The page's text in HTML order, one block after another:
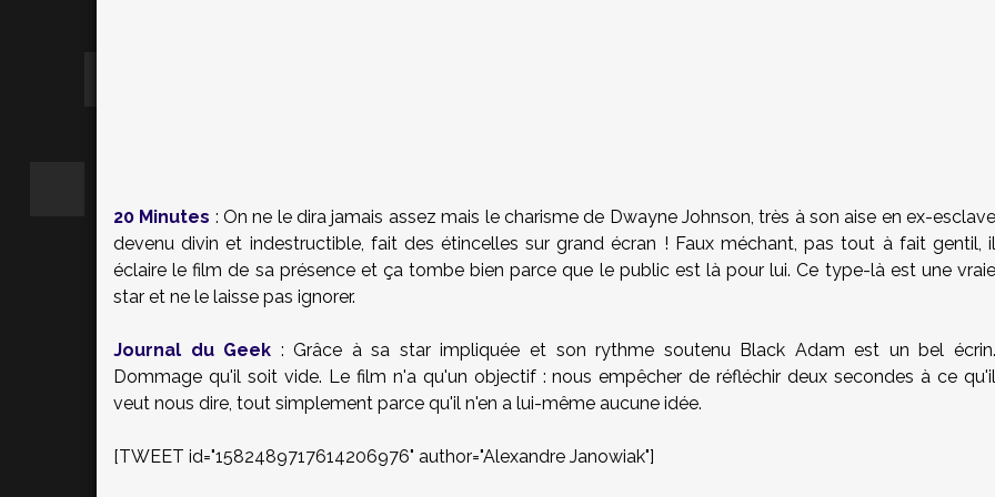
20 Minutes : On ne le dira jamais assez mais le charisme de Dwayne Johnson, très à son aise en ex-esclave
devenu divin et indestructible, fait des étincelles sur grand écran ! Faux méchant, pas tout à fait gentil, il
éclaire le film de sa présence et ça tombe bien parce que le public est là pour lui. Ce type-là est une vraie
star et ne le laisse pas ignorer.
Journal du Geek : Grâce à sa star impliquée et son rythme soutenu Black Adam est un bel écrin.
Dommage qu'il soit vide. Le film n'a qu'un objectif : nous empêcher de réfléchir deux secondes à ce qu'il
veut nous dire, tout simplement parce qu'il n'en a lui-même aucune idée.
[TWEET id="1582489717614206976" author="Alexandre Janowiak"]